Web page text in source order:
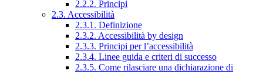
2.2.2. Principi
2.3. Accessibilità
2.3.1. Definizione
2.3.2. Accessibilità by design
2.3.3. Principi per l’accessibilità
2.3.4. Linee guida e criteri di successo
2.3.5. Come rilasciare una dichiarazione di